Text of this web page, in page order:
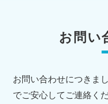
お問い
お問い合わせにつきま
でご安心してご連絡くだ